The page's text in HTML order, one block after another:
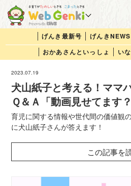
げんき最新号 げんきNEWS
おかあさんといっしょ
い
2023.07.19
犬山紙子と考える！ママ
Ｑ＆Ａ「動画見せてます？
育児に関する情報や世代間の価値観
に犬山紙子さんが答えます！
この記事を